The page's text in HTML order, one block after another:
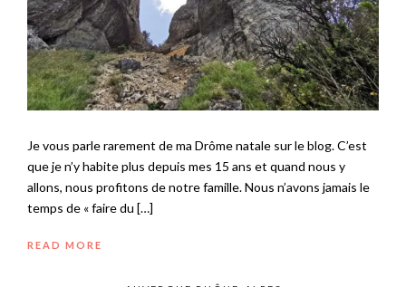
Je vous parle rarement de ma Drôme natale sur le blog. C’est
que je n’y habite plus depuis mes 15 ans et quand nous y
allons, nous profitons de notre famille. Nous n’avons jamais le
temps de « faire du […]
READ MORE